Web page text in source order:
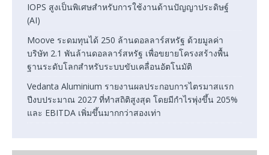
IOPS สูงเป็นพิเศษสำหรับการใช้งานด้านปัญญาประดิษฐ์
(AI)
Moove ระดมทุนได้ 250 ล้านดอลลาร์สหรัฐ ด้วยมูลค่า
บริษัท 2.1 พันล้านดอลลาร์สหรัฐ เพื่อขยายโครงสร้างพื้น
ฐานระดับโลกสำหรับระบบขับเคลื่อนอัตโนมัติ
Vedanta Aluminium รายงานผลประกอบการไตรมาสแรก
ปีงบประมาณ 2027 ที่ทำสถิติสูงสุด โดยมีกำไรพุ่งขึ้น 205%
และ EBITDA เพิ่มขึ้นมากกว่าสองเท่า